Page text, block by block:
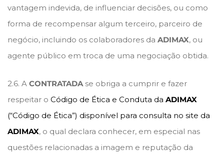
vantagem indevida, de influenciar decisões, ou como
forma de recompensar algum terceiro, parceiro de
negócio, incluindo os colaboradores da ADIMAX, ou
agente público em troca de uma negociação obtida.
2.6. A CONTRATADAse obriga a cumprir e fazer
respeitar o Código de Ética e Conduta da ADIMAX
(“Código de Ética”) disponível para consulta no site da
ADIMAX, o qual declara conhecer, em especial nas
questões relacionadas a imagem e reputação da